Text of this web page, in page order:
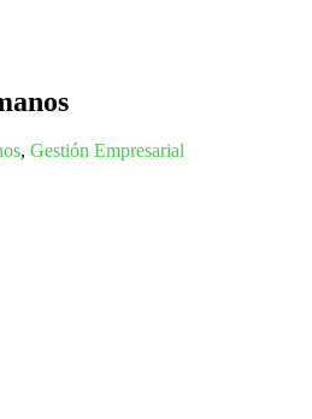
, Gestión Empresarial